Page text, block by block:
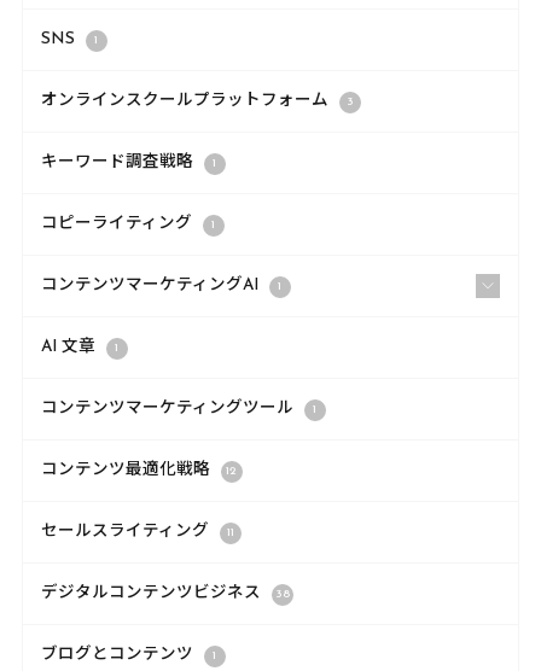
SNS 1
オンラインスクールプラットフォーム 3
キーワード調査戦略 1
コピーライティング 1
コンテンツマーケティングAI 1
AI 文章 1
コンテンツマーケティングツール 1
コンテンツ最適化戦略 12
セールスライティング 11
デジタルコンテンツビジネス 38
ブログとコンテンツ 1